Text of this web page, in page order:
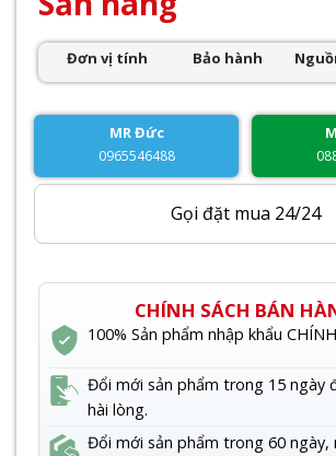
Đơn vị tính Bảo hành
MR Đức
0965546488
Gọi đặt mua 24/24
CHÍNH SÁCH BÁN
100% Sản phẩm nhập khẩu
Đổi mới sản phẩm trong 15 ngày
hài lòng.
Đổi mới sản phẩm trong 60 ngày,